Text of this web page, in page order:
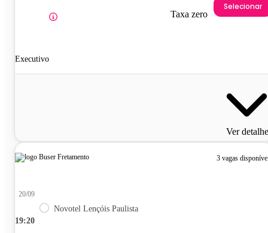
Executivo
Taxa zero
Selecionar
Ver
3 vagas
19:20
20/09
Novotel Lençóis Paulista